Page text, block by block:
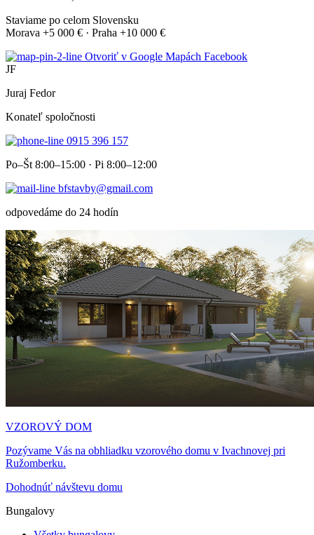
Staviame po celom Slovensku
Morava +5 000 € · Praha +10 000 €
Otvoriť v Google Mapách Facebook
JF
Juraj Fedor
Konateľ spoločnosti
0915 396 157
Po–Št 8:00–15:00 · Pi 8:00–12:00
bfstavby@gmail.com
odpovedáme do 24 hodín
VZOROVÝ DOM
Pozývame Vás na obhliadku vzorového domu v Ivachnovej pri
Ružomberku.
Dohodnúť návštevu domu
Bungalovy